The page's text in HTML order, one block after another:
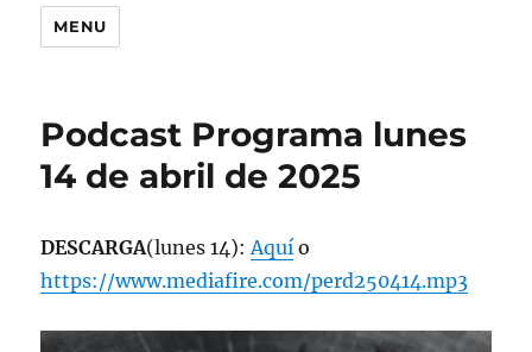
MENU
Podcast Programa lunes
14 de abril de 2025
DESCARGA(lunes 14):Aquí o
https://www.mediafire.com/perd250414.mp3